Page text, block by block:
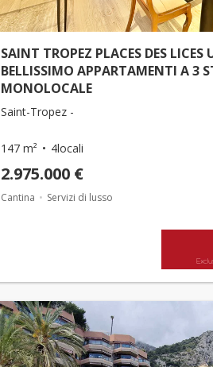
SAINT TROPEZ PLACES DES LICES
BELLISSIMO APPARTAMENTI A 3
MONOLOCALE
Saint-Tropez -
147 m² 4locali
2.975.000 €
Cantina Servizi di lusso